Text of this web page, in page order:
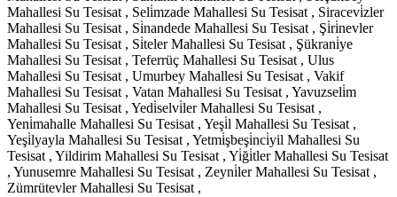
Mahallesi Su Tesisat , Seli̇mzade Mahallesi Su Tesisat , Siracevi̇zler
Mahallesi Su Tesisat , Si̇nandede Mahallesi Su Tesisat , Şi̇ri̇nevler
Mahallesi Su Tesisat , Si̇teler Mahallesi Su Tesisat , Şükrani̇ye
Mahallesi Su Tesisat , Teferrüç Mahallesi Su Tesisat , Ulus
Mahallesi Su Tesisat , Umurbey Mahallesi Su Tesisat , Vakif
Mahallesi Su Tesisat , Vatan Mahallesi Su Tesisat , Yavuzseli̇m
Mahallesi Su Tesisat , Yedi̇selvi̇ler Mahallesi Su Tesisat ,
Yeni̇mahalle Mahallesi Su Tesisat , Yeşi̇l Mahallesi Su Tesisat ,
Yeşi̇lyayla Mahallesi Su Tesisat , Yetmi̇şbeşi̇nci̇yil Mahallesi Su
Tesisat , Yildirim Mahallesi Su Tesisat , Yi̇ği̇tler Mahallesi Su Tesisat
, Yunusemre Mahallesi Su Tesisat , Zeyni̇ler Mahallesi Su Tesisat ,
Zümrütevler Mahallesi Su Tesisat ,